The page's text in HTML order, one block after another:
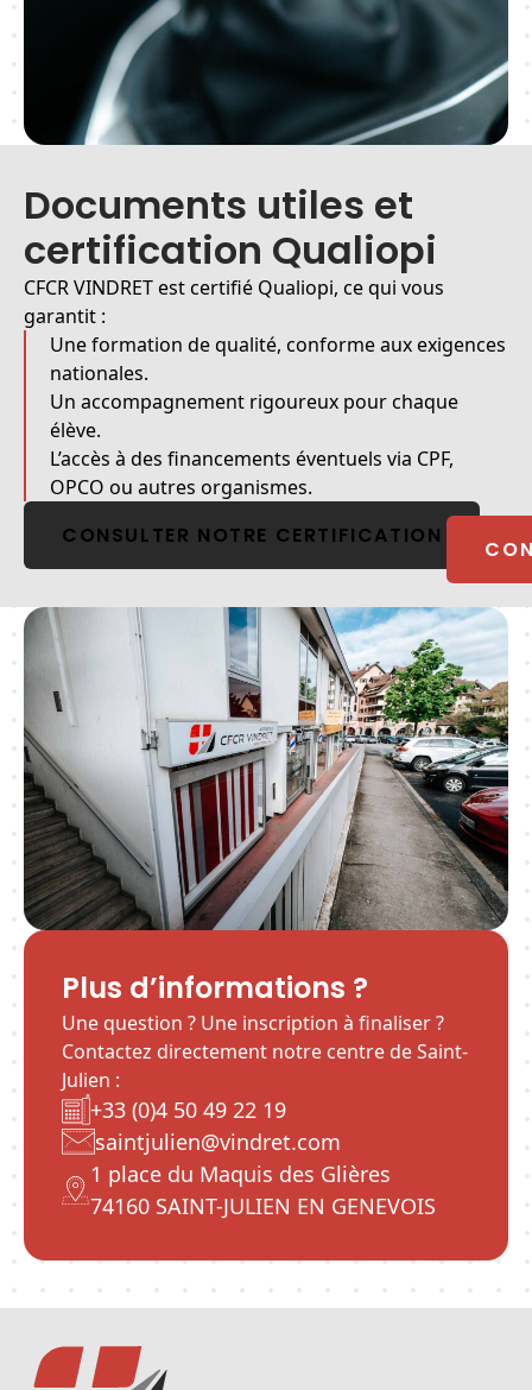
Documents utiles et
certification Qualiopi
CFCR VINDRET est certifié Qualiopi, ce qui vous
garantit :
Une formation de qualité, conforme aux exigences
nationales.
Un accompagnement rigoureux pour chaque
élève.
L’accès à des financements éventuels via CPF,
OPCO ou autres organismes.
CONSULTER NOTRE CERTIFICATION
Plus d’informations ?
Une question ? Une inscription à finaliser ?
Contactez directement notre centre de Saint-
Julien :
+33 (0)4 50 49 22 19
saintjulien@vindret.com
1 place du Maquis des Glières
74160 SAINT-JULIEN EN GENEVOIS